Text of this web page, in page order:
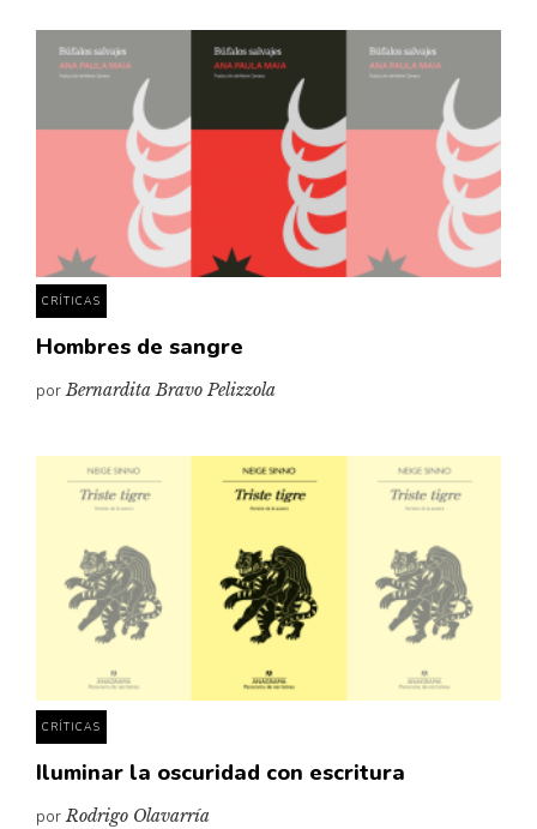
CRÍTICAS
Hombres de sangre
porBernardita Bravo Pelizzola
CRÍTICAS
Iluminar la oscuridad con escritura
porRodrigo Olavarría